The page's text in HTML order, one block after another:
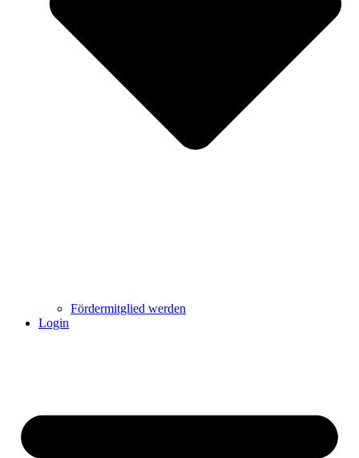
Fördermitglied werden
Login